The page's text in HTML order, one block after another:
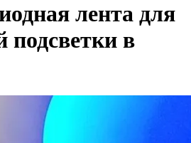
лента для
подсветки в